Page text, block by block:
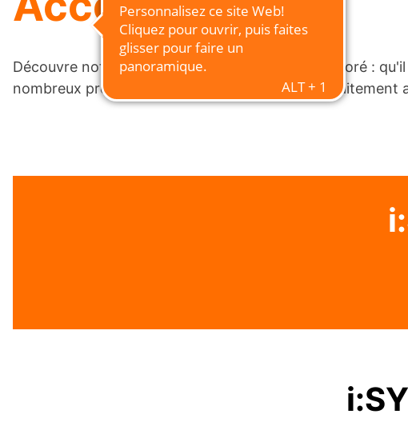
Découvre notre univers d'accessoires varié et coloré :
nombreux produits sympas qui s'accordent parfaitement